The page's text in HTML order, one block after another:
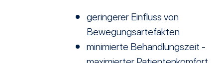
geringerer Einfluss von
Bewegungsartefakten
minimierte Behandlungszeit -